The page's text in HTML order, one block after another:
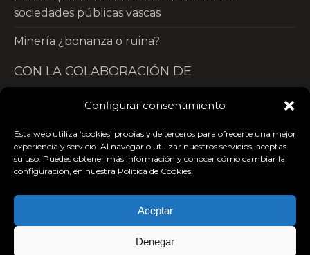
Configurar consentimiento
Esta web utiliza ‘cookies’ propias y de terceros para ofrecerte una mejor
experiencia y servicio. Al navegar o utilizar nuestros servicios, aceptas
su uso. Puedes obtener más información y conocer cómo cambiar la
configuración, en nuestra Política de Cookies.
Aceptar
Denegar
sociedades públicas vascas
Minería ¿bonanza o ruina?
CON LA COLABORACIÓN DE